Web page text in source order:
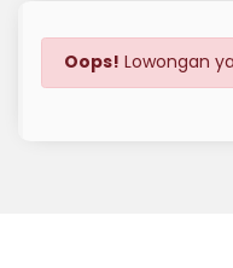
Oops! Lowongan